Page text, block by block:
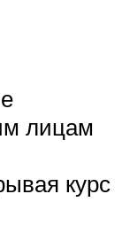
лицам
курс